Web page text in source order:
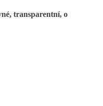
transparentní, o